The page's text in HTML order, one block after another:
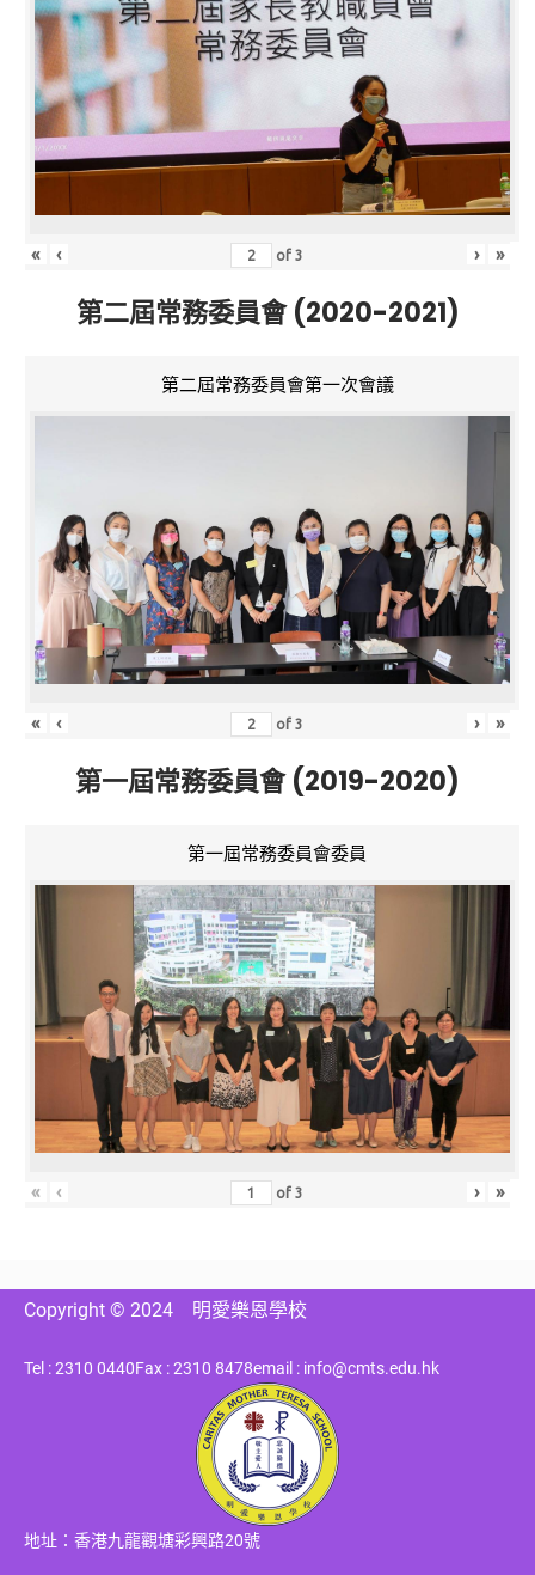
« ‹ of3 › »
第二屆常務委員會 (2020-2021)
第二屆常務委員會第一次會議
« ‹ of3 › »
第一屆常務委員會 (2019-2020)
第一屆常務委員會委員
« ‹ of3 › »
Copyright © 2024 明愛樂恩學校
Tel : 2310 0440Fax : 2310 8478email : info@cmts.edu.hk
地址：香港九龍觀塘彩興路20號